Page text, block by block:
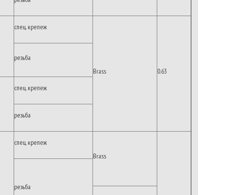
спец. крепеж
Brass 0.63
резьба
спец. крепеж
резьба
спец. крепеж
Brass
резьба